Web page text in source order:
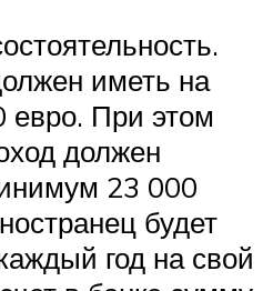
иметь на
евро. При этом
должен
23 000
будет
год на свой